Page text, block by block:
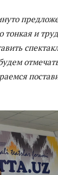
тонкая и